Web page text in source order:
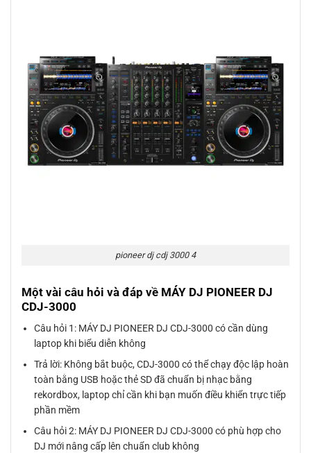
pioneer dj cdj 3000 4
Một vài câu hỏi và đáp về MÁY DJ PIONEER DJ
CDJ-3000
Câu hỏi 1: MÁY DJ PIONEER DJ CDJ-3000 có cần dùng
laptop khi biểu diễn không
Trả lời: Không bắt buộc, CDJ-3000 có thể chạy độc lập hoàn
toàn bằng USB hoặc thẻ SD đã chuẩn bị nhạc bằng
rekordbox, laptop chỉ cần khi bạn muốn điều khiển trực tiếp
phần mềm
Câu hỏi 2: MÁY DJ PIONEER DJ CDJ-3000 có phù hợp cho
DJ mới nâng cấp lên chuẩn club không